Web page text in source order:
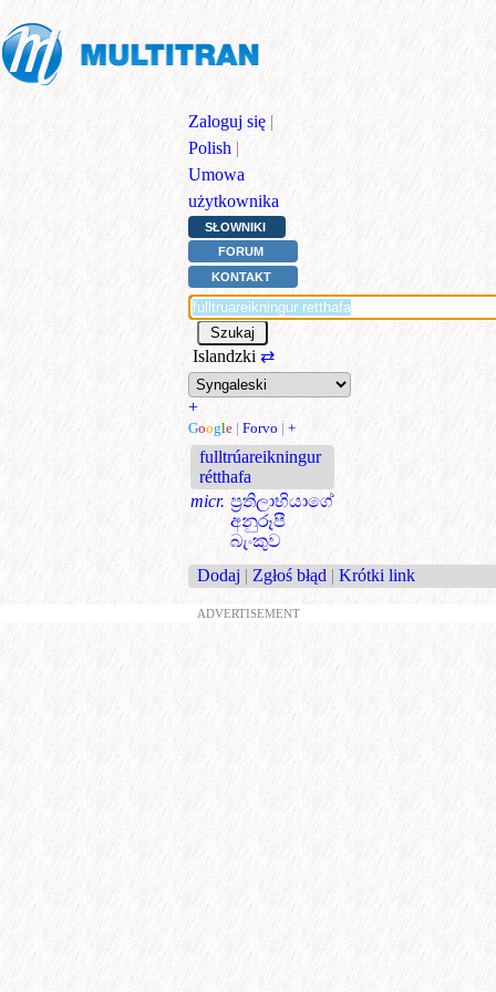
Zaloguj się |
Polish |
Umowa
użytkownika
SŁOWNIKI
FORUM
KONTAKT
Islandzki ⇄
+
Google | Forvo | +
fulltrúareikningur
rétthafa
micr. ප්‍රතිලාභියාගේ
අනුරූපී
බැංකුව
Dodaj | Zgłoś błąd | Krótki link
ADVERTISEMENT